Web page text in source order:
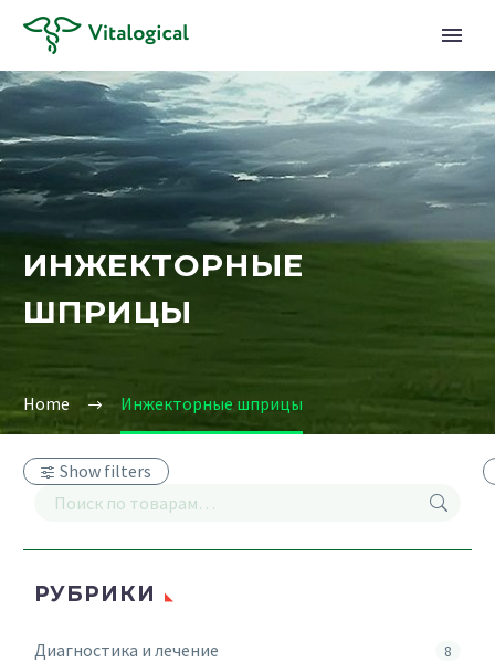
ИНЖЕКТОРНЫЕ
ШПРИЦЫ
Home Инжекторные шприцы
Show filters
РУБРИКИ
Диагностика и лечение 8